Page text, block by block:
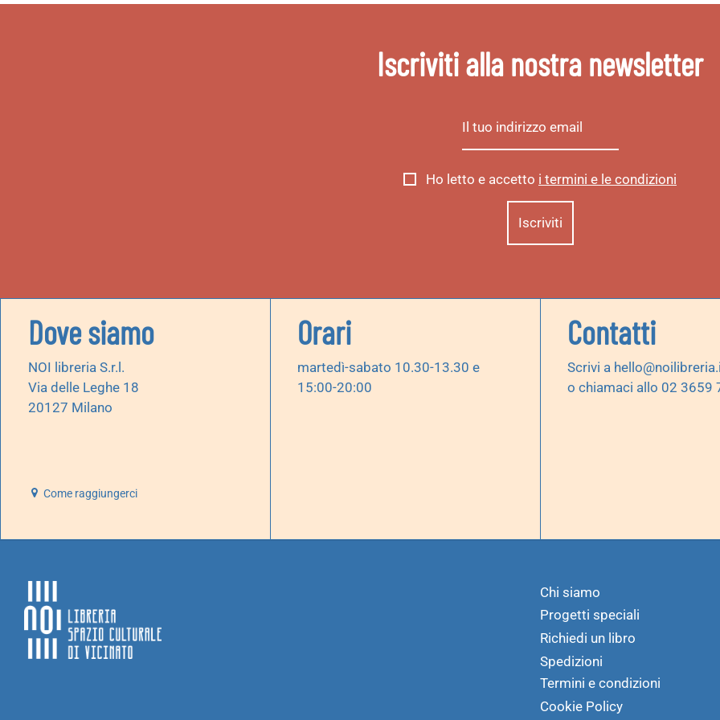
Iscriviti alla nostra newsletter
Ho letto e accetto i termini e le condizioni
Dove siamo
NOI libreria S.r.l.
Via delle Leghe 18
20127 Milano
Come raggiungerci
Orari
martedì-sabato 10.30-13.30 e
15:00-20:00
Contatti
Scrivi a
o chiamaci allo 02 3659
Chi siamo
Progetti speciali
Richiedi un libro
Spedizioni
Termini e condizioni
Cookie Policy